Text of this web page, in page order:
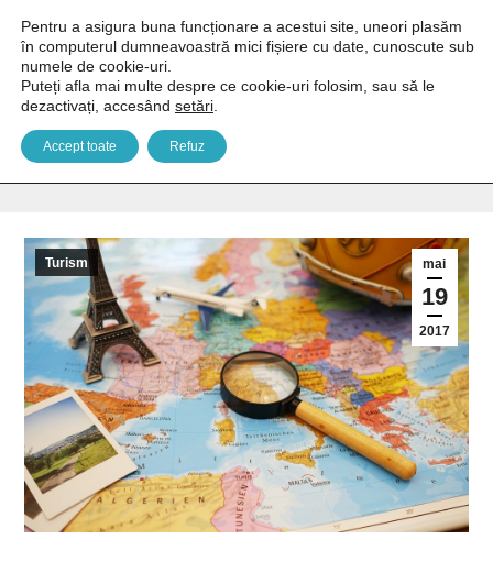
Cum să alegi hotelul potrivit - 5 tips & tricks
mai
19
2017
Turism
Pentru a asigura buna funcționare a acestui site, uneori plasăm
în computerul dumneavoastră mici fișiere cu date, cunoscute sub
numele de cookie-uri.
Puteți afla mai multe despre ce cookie-uri folosim, sau să le
dezactivați, accesând setări
Accept toate Refuz